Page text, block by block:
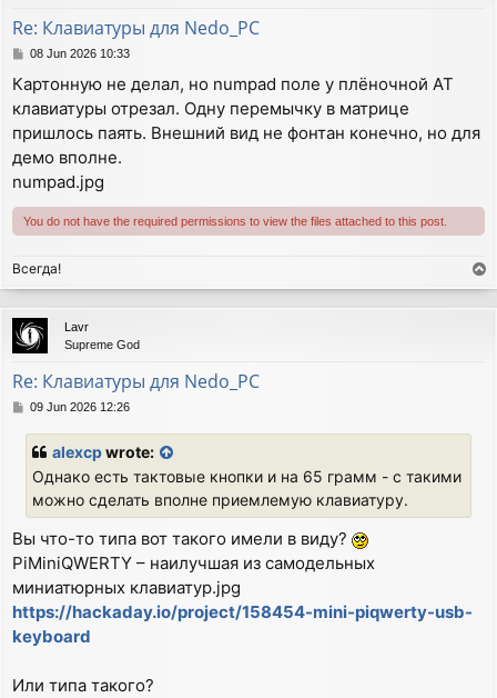
Re: Клавиатуры для Nedo_PC
P
s
t
08 Jun 2026 10:33
Картонную не делал, но numpad поле у плёночной АТ
клавиатуры отрезал. Одну перемычку в матрице
пришлось паять. Внешний вид не фонтан конечно, но для
демо вполне.
numpad.jpg
You do not have the required permissions to view the files attached to this post.
Всегда!
o
p
Lavr
Supreme God
Re: Клавиатуры для Nedo_PC
P09 Jun 2026 12:26
alexcpwrote:
Однако есть тактовые кнопки и на 65 грамм - с такими
можно сделать вполне приемлемую клавиатуру.
Вы что-то типа вот такого имели в виду?
PiMiniQWERTY – наилучшая из самодельных
миниатюрных клавиатур.jpg
https://hackaday.io/project/158454-mini-piqwerty-usb-
keyboard
Или типа такого?